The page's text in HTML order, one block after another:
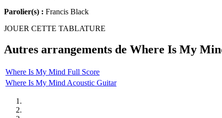
Parolier(s) : Francis Black
JOUER CETTE TABLATURE
Autres arrangements de Where Is My
Where Is My Mind Full Score
Where Is My Mind Acoustic Guitar